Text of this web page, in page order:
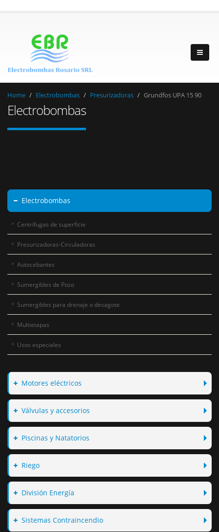
Home Electrobombas Presurizadoras Grundfos UPA 15 90
Electrobombas
Electrobombas
Centrífugas de superficie
Presurizadoras-Circuladoras
Autocebantes
Sumergibles de Pozo
Sumergibles para drenaje o desagote
Multietapas
Usos especiales
Motores eléctricos
Válvulas y accesorios
Piscinas y Natatorios
Riego
División Energía
Sistemas Contraincendio